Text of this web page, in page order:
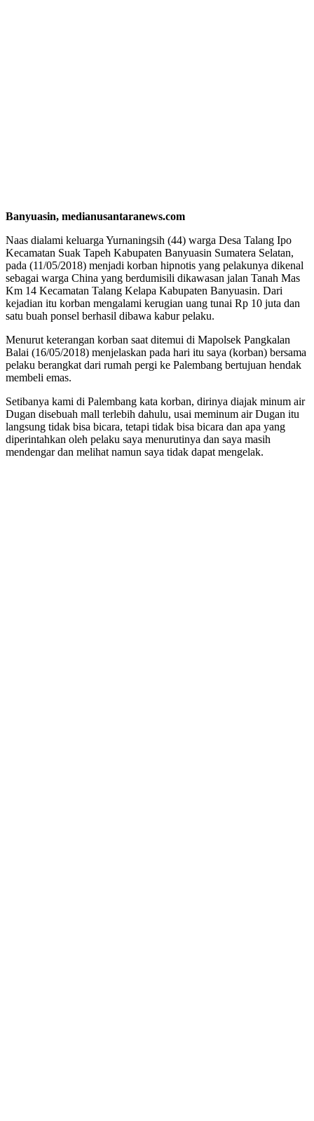
Banyuasin, medianusantaranews.com
Naas dialami keluarga Yurnaningsih (44) warga Desa Talang Ipo
Kecamatan Suak Tapeh Kabupaten Banyuasin Sumatera Selatan,
pada (11/05/2018) menjadi korban hipnotis yang pelakunya dikenal
sebagai warga China yang berdumisili dikawasan jalan Tanah Mas
Km 14 Kecamatan Talang Kelapa Kabupaten Banyuasin. Dari
kejadian itu korban mengalami kerugian uang tunai Rp 10 juta dan
satu buah ponsel berhasil dibawa kabur pelaku.
Menurut keterangan korban saat ditemui di Mapolsek Pangkalan
Balai (16/05/2018) menjelaskan pada hari itu saya (korban) bersama
pelaku berangkat dari rumah pergi ke Palembang bertujuan hendak
membeli emas.
Setibanya kami di Palembang kata korban, dirinya diajak minum air
Dugan disebuah mall terlebih dahulu, usai meminum air Dugan itu
langsung tidak bisa bicara, tetapi tidak bisa bicara dan apa yang
diperintahkan oleh pelaku saya menurutinya dan saya masih
mendengar dan melihat namun saya tidak dapat mengelak.